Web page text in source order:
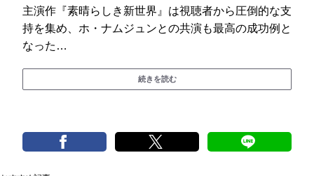
主演作『素晴らしき新世界』は視聴者から圧倒的な支
持を集め、ホ・ナムジュンとの共演も最高の成功例と
なった…
続きを読む